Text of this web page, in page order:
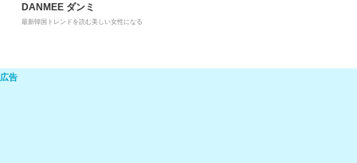
DANMEE ダンミ
最新韓国トレンドを読む美しい女性になる